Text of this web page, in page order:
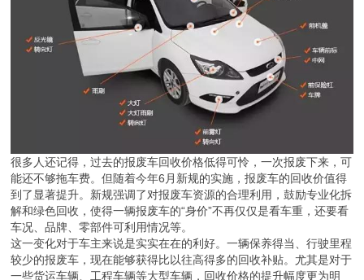
很多人还记得，过去的报废车回收价格低得可怜，一次报废下来，可
能还不够拖车费。但随着今年6月新规的实施，报废车的回收价值得
到了显著提升。新规强调了对报废车资源的合理利用，鼓励专业化拆
解和绿色回收，使得一辆报废车的“身价”不再仅仅是看车重，还要看
车况、品牌、零部件可利用情况等。
这一变化对于车主来说是实实在在的利好。一辆保养得当、行驶里程